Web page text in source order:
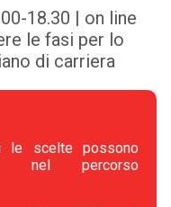
18.30 | on line
le fasi per lo
di carriera
le scelte possono
nel percorso